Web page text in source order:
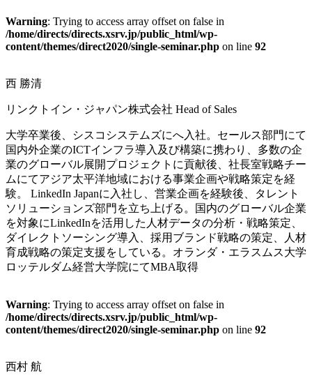
Warning: Trying to access array offset on false in
/home/directs/directs.xsrv.jp/public_html/wp-
content/themes/direct2020/single-seminar.php on line 92
西 勝清
リンクトイン・ジャパン株式会社 Head of Sales
大学卒業後、シスコシステムズにへ入社。セールス部門にて
国内外企業のICTインフラ導入及び構築に携わり、多数の企
業のグローバル展開プロジェクトに貢献後、社長室戦略チー
ムにてアジア太平洋地域における事業企画や戦略策定を経
験。 LinkedIn Japanに入社し、営業企画を経験後、タレント
ソリューションズ部門を立ち上げる。国内のグローバル企業
を対象にLinkedInを活用した人材データの分析・戦略策定、
ダイレクトソーシング導入、採用ブランド戦略の策定、人材
育成戦略の策定支援をしている。オランダ・エラスムス大学
ロッテルダム経営大学院にてMBA取得
Warning: Trying to access array offset on false in
/home/directs/directs.xsrv.jp/public_html/wp-
content/themes/direct2020/single-seminar.php on line 92
西村 航